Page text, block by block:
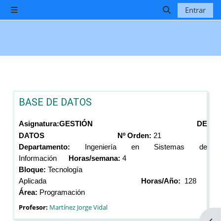
Salta al contenido principal
Panel lateral
Selector de
Entrar
BASE DE DATOS
Asignatura:GESTIÓN DE
DATOS
Nº Orden: 21
Departamento:
Ingeniería en Sistemas de
Información
Horas/semana: 4
Bloque:Tecnología
Aplicada
Horas/Año:
128
Área: Programación
Profesor: Martínez Jorge Vidal